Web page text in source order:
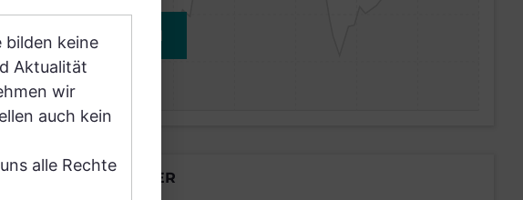
JETZT ANMELDEN
LÄNDER
bilden keine
Aktualität
wir
auch kein
alle Rechte